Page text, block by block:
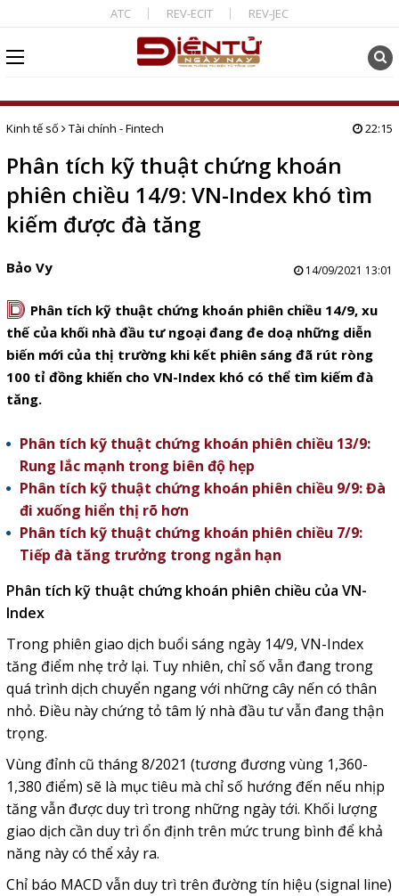
ATC REV-ECIT REV-JEC
Kinh tế số Tài chính - Fintech 22:15
Phân tích kỹ thuật chứng khoán
phiên chiều 14/9: VN-Index khó tìm
kiếm được đà tăng
Bảo Vy 14/09/2021 13:01
D Phân tích kỹ thuật chứng khoán phiên chiều 14/9, xu
thế của khối nhà đầu tư ngoại đang đe doạ những diễn
biến mới của thị trường khi kết phiên sáng đã rút ròng
100 tỉ đồng khiến cho VN-Index khó có thể tìm kiếm đà
tăng.
Phân tích kỹ thuật chứng khoán phiên chiều 13/9:
Rung lắc mạnh trong biên độ hẹp
Phân tích kỹ thuật chứng khoán phiên chiều 9/9: Đà
đi xuống hiển thị rõ hơn
Phân tích kỹ thuật chứng khoán phiên chiều 7/9:
Tiếp đà tăng trưởng trong ngắn hạn
Phân tích kỹ thuật chứng khoán phiên chiều của VN-
Index
Trong phiên giao dịch buổi sáng ngày 14/9, VN-Index
tăng điểm nhẹ trở lại. Tuy nhiên, chỉ số vẫn đang trong
quá trình dịch chuyển ngang với những cây nến có thân
nhỏ. Điều này chứng tỏ tâm lý nhà đầu tư vẫn đang thận
trọng.
Vùng đỉnh cũ tháng 8/2021 (tương đương vùng 1,360-
1,380 điểm) sẽ là mục tiêu mà chỉ số hướng đến nếu nhịp
tăng vẫn được duy trì trong những ngày tới. Khối lượng
giao dịch cần duy trì ổn định trên mức trung bình để khả
năng này có thể xảy ra.
Chỉ báo MACD vẫn duy trì trên đường tín hiệu (signal line)